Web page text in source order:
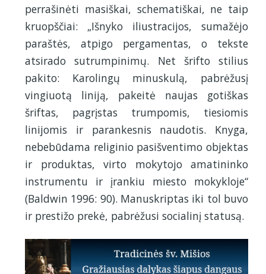
perrašinėti masiškai, schematiškai, ne taip
kruopščiai: „Išnyko iliustracijos, sumažėjo
paraštės, atpigo pergamentas, o tekste
atsirado sutrumpinimų. Net šrifto stilius
pakito: Karolingų minuskulą, pabrėžusį
vingiuotą liniją, pakeitė naujas gotiškas
šriftas, pagrįstas trumpomis, tiesiomis
linijomis ir parankesnis naudotis. Knyga,
nebebūdama religinio pasišventimo objektas
ir produktas, virto mokytojo amatininko
instrumentu ir įrankiu miesto mokykloje“
(Baldwin 1996: 90). Manuskriptas iki tol buvo
ir prestižo prekė, pabrėžusi socialinį statusą.